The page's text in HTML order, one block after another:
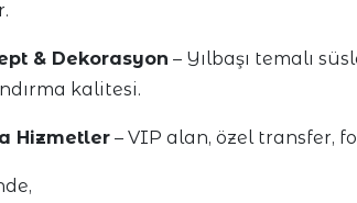
& Dekorasyon – Yılbaşı temalı
kalitesi.
Hizmetler – VIP alan, özel transfer,